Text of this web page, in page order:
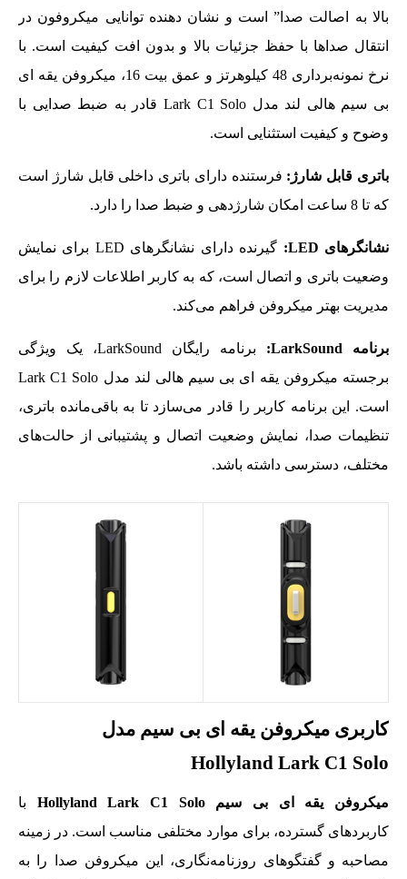
بالا به اصالت صدا” است و نشان‌ دهنده توانایی میکروفون در
انتقال صداها با حفظ جزئیات بالا و بدون افت کیفیت است. با
نرخ نمونه‌برداری 48 کیلوهرتز و عمق بیت 16، میکروفن یقه ای
بی سیم هالی لند مدل Lark C1 Solo قادر به ضبط صدایی با
وضوح و کیفیت استثنایی است.
باتری قابل شارژ: فرستنده دارای باتری داخلی قابل شارژ است
که تا 8 ساعت امکان شارژدهی و ضبط صدا را دارد.
نشانگرهای LED
:
گیرنده دارای نشانگرهای LED برای نمایش
وضعیت باتری و اتصال است، که به کاربر اطلاعات لازم را برای
مدیریت بهتر میکروفن فراهم می‌کند.
برنامه LarkSound
:
برنامه رایگان LarkSound، یک ویژگی
برجسته میکروفن یقه ای بی سیم هالی لند مدل Lark C1 Solo
است. این برنامه کاربر را قادر می‌سازد تا به باقی‌مانده باتری،
تنظیمات صدا، نمایش وضعیت اتصال و پشتیبانی از حالت‌های
مختلف، دسترسی داشته باشد.
کاربری میکروفن یقه ای بی سیم مدل
Hollyland Lark C1 Solo
میکروفن یقه ای بی سیم Hollyland Lark C1 Solo
با
کاربردهای گسترده، برای موارد مختلفی مناسب است. در زمینه
مصاحبه و گفتگوهای روزنامه‌نگاری، این میکروفن صدا را به